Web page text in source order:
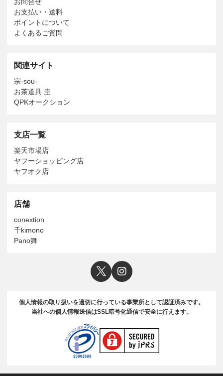
お支払い・送料
ポイントについて
よくあるご質問
関連サイト
宗-sou-
お茶道具 圭
QPKオークション
支店一覧
楽天市場店
ヤフーショッピング店
ヤフオク店
店舗
conextion
千kimono
Pano舞
個人情報の取り扱いを適切に行っている事業所として認証済みです。
当社への個人情報送信はSSL暗号化通信で安全に行えます。